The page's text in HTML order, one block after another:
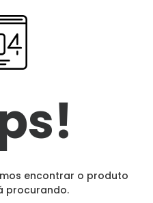
encontrar o produto
procurando.